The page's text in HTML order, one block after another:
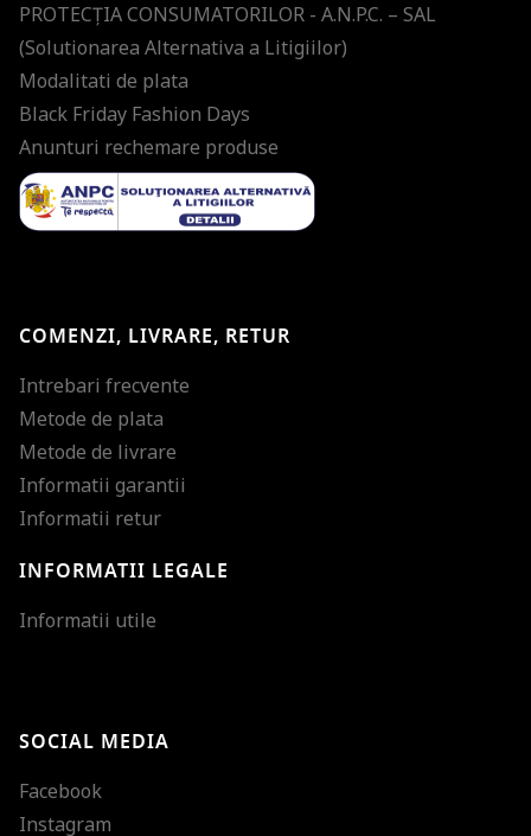
PROTECŢIA CONSUMATORILOR - A.N.P.C. – SAL
(Solutionarea Alternativa a Litigiilor)
Modalitati de plata
Black Friday Fashion Days
Anunturi rechemare produse
COMENZI, LIVRARE, RETUR
Intrebari frecvente
Metode de plata
Metode de livrare
Informatii garantii
Informatii retur
INFORMATII LEGALE
Informatii utile
SOCIAL MEDIA
Facebook
Instagram